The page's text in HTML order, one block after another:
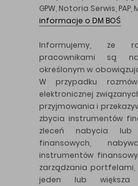
GPW, Notoria Serwis,
informacje o DM BOŚ
Informujemy, że
pracownikami są
określonym w
W przypadku
elektronicznej
przyjmowania i
zbycia instrumentów
zleceń nabycia lub
finansowych,
instrumentów
zarządzania portfelami,
jeden lub większa